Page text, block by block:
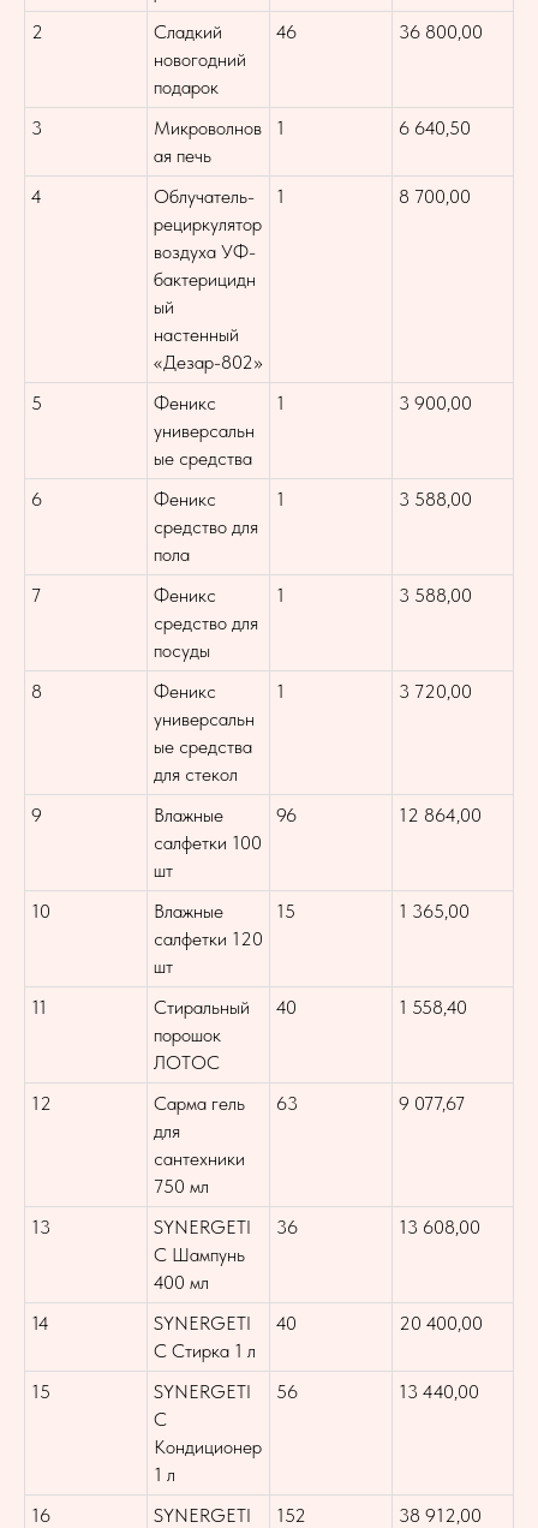
2
Сладкий
новогодний
подарок
46 36 800,00
3
Микроволнов
ая печь
1 6 640,50
4
Облучатель-
рециркулятор
воздуха УФ-
бактерицидн
ый
настенный
«Дезар-802»
1 8 700,00
5
Феникс
универсальн
ые средства
1 3 900,00
6
Феникс
средство для
пола
1 3 588,00
7
Феникс
средство для
посуды
1 3 588,00
8
Феникс
универсальн
ые средства
для стекол
1 3 720,00
9
Влажные
салфетки 100
шт
96 12 864,00
10
Влажные
салфетки 120
шт
15 1 365,00
11
Стиральный
порошок
ЛОТОС
40 1 558,40
12
Сарма гель
для
сантехники
750 мл
63 9 077,67
13
SYNERGETI
C Шампунь
400 мл
36 13 608,00
14
SYNERGETI
C Стирка 1 л
40 20 400,00
15
SYNERGETI
C
Кондиционер
1 л
56 13 440,00
16
SYNERGETI
152 38 912,00